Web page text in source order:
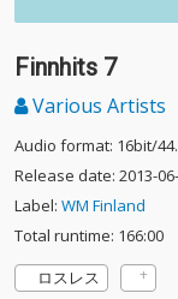
Finnhits 7
Various Artists
Audio format: 16bit/
Release date: 2013-
Label: WM Finland
Total runtime: 166:00
ロスレス